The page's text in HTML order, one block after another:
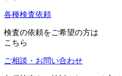
各種検査依頼
検査の依頼をご希望の方は
こちら
ご相談・お問い合わせ